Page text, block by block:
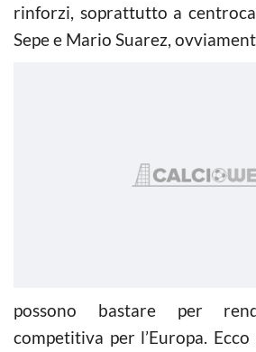
rinforzi, soprattutto a
Sepe e Mario Suarez,
possono bastare per
competitiva per l’Europa.